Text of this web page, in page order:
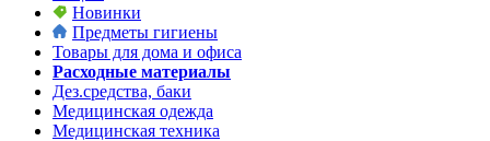
Новинки
Предметы гигиены
Товары для дома и офиса
Расходные материалы
Дез.средства, баки
Медицинская одежда
Медицинская техника